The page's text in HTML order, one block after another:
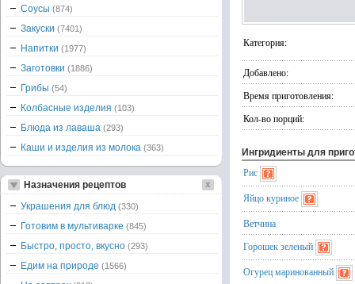
Категория:
Добавлено:
Время приготовления:
Кол-во порций:
Ингридиенты для
Рис
Яйцо куриное
Ветчина
Горошек зеленый
Огурец маринованный
Соусы (874)
Закуски (7401)
Напитки (1977)
Заготовки (1886)
Грибы (54)
Колбасные изделия (103)
Блюда из лаваша (293)
Каши и изделия из молока (363)
Назначения рецептов
Украшения для блюд (330)
Готовим в мультиварке (845)
Быстро, просто, вкусно (293)
Едим на природе (1566)